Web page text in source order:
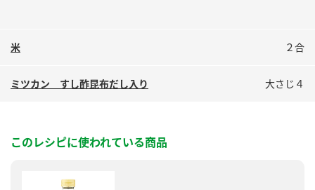
米 ２合
ミツカン すし酢昆布だし入り 大さじ４
このレシピに使われている商品